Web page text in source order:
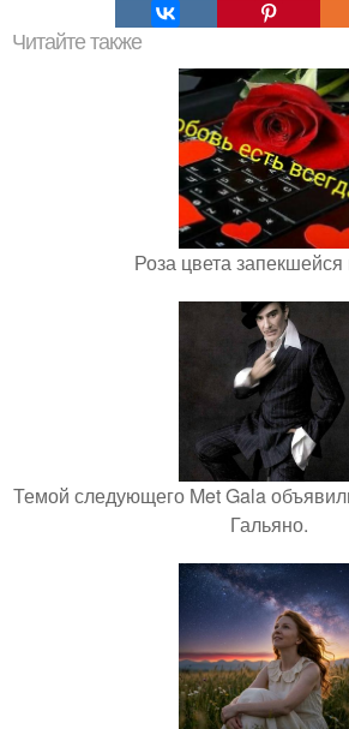
Читайте также
Роза цвета запекшейся
Темой следующего Met Gala
Гальяно.